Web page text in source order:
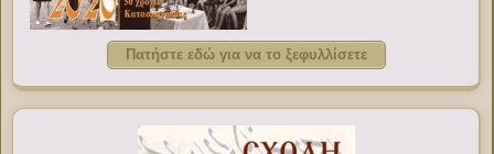
Πατήστε εδώ για να το ξεφυλλίσετε